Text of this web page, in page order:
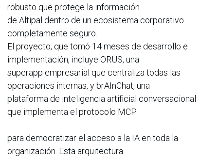
robusto que protege la información
de Altipal dentro de un ecosistema corporativo
completamente seguro.
El proyecto, que tomó 14 meses de desarrollo e
implementación, incluye ORUS, una
superapp empresarial que centraliza todas las
operaciones internas, y brAInChat, una
plataforma de inteligencia artificial conversacional
que implementa el protocolo MCP
para democratizar el acceso a la IA en toda la
organización. Esta arquitectura